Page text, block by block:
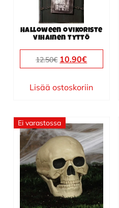
Halloween ovikoriste
vihainen tyttö
12.50€ Alkuperäinen
hinta
oli:
10.90€Nykyinen
hinta
on:
Lisää ostoskoriin
Ei varastossa